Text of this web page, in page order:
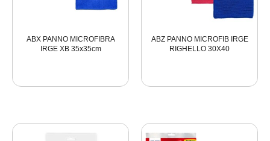
ABX PANNO MICROFIBRA
IRGE XB 35x35cm
ABZ PANNO MICROFIB IRGE
RIGHELLO 30X40